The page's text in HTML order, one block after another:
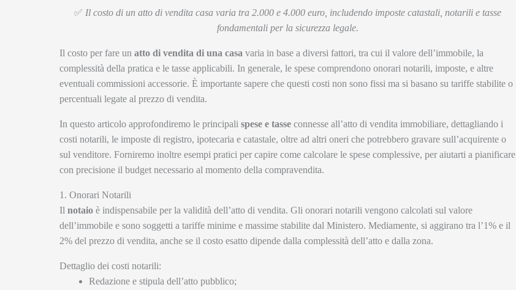
✅ Il costo di un atto di vendita casa varia tra 2.000 e 4.000 euro, includendo imposte catastali, notarili e tasse
fondamentali per la sicurezza legale.
Il costo per fare un atto di vendita di una casa varia in base a diversi fattori, tra cui il valore dell’immobile, la
complessità della pratica e le tasse applicabili. In generale, le spese comprendono onorari notarili, imposte, e altre
eventuali commissioni accessorie. È importante sapere che questi costi non sono fissi ma si basano su tariffe stabilite o
percentuali legate al prezzo di vendita.
In questo articolo approfondiremo le principali spese e tasse connesse all’atto di vendita immobiliare, dettagliando i
costi notarili, le imposte di registro, ipotecaria e catastale, oltre ad altri oneri che potrebbero gravare sull’acquirente o
sul venditore. Forniremo inoltre esempi pratici per capire come calcolare le spese complessive, per aiutarti a pianificare
con precisione il budget necessario al momento della compravendita.
1. Onorari Notarili
Il notaio è indispensabile per la validità dell’atto di vendita. Gli onorari notarili vengono calcolati sul valore
dell’immobile e sono soggetti a tariffe minime e massime stabilite dal Ministero. Mediamente, si aggirano tra l’1% e il
2% del prezzo di vendita, anche se il costo esatto dipende dalla complessità dell’atto e dalla zona.
Dettaglio dei costi notarili:
Redazione e stipula dell’atto pubblico;